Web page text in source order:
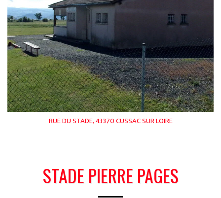
RUE DU STADE, 43370 CUSSAC SUR LOIRE
STADE PIERRE PAGES